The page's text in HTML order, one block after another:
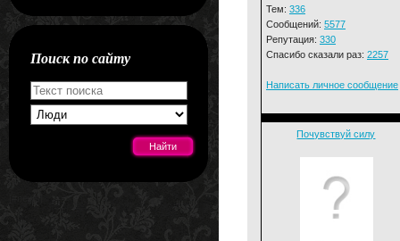
Поиск по сайту
Тем: 336
Сообщений: 5577
Репутация: 330
Спасибо сказали раз: 2257
Написать личное сообщение
Почувствуй силу